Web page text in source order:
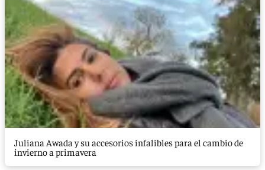
Juliana Awada y su accesorios infalibles para el cambio de
invierno a primavera